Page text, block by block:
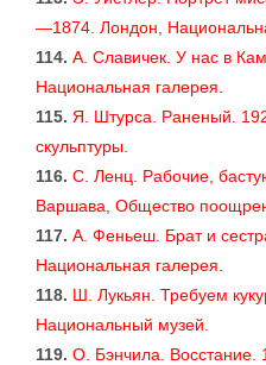
—1874. Лондон,
114. А. Славичек. У нас в
Национальная галерея.
115. Я. Штурса. Раненый.
скульптуры.
116. С. Ленц. Рабочие,
Варшава, Общество
117. А. Феньеш. Брат и
Национальная галерея.
118. Ш. Лукьян. Требуем
Национальный музей.
119. О. Бэнчила. Восстание.